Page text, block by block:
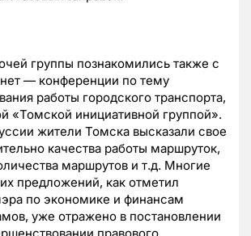
группы познакомились также с
— конференции по тему
работы городского транспорта,
«Томской инициативной группой».
жители Томска высказали свое
качества работы маршруток,
маршрутов и т.д. Многие
предложений, как отметил
по экономике и финансам
уже отражено в постановлении